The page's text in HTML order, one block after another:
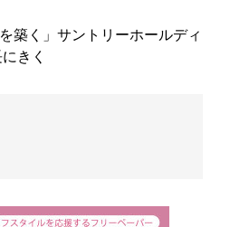
築く」サントリーホールディ
きく